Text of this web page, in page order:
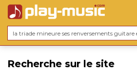
Recherche sur le site